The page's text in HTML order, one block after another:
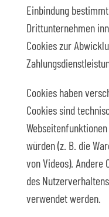
Einbindung
Drittunternehmen
Cookies zur
Cookies haben
Cookies sind
würden (z. B. die
von Videos). Andere
des
verwendet werden.